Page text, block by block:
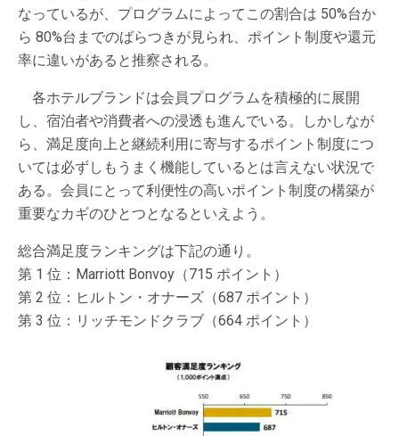
なっているが、プログラムによってこの割合は 50%台か
ら 80%台までのばらつきが見られ、ポイント制度や還元
率に違いがあると推察される。
各ホテルブランドは会員プログラムを積極的に展開
し、宿泊者や消費者への浸透も進んでいる。しかしなが
ら、満足度向上と継続利用に寄与するポイント制度につ
いては必ずしもうまく機能しているとは言えない状況で
ある。会員にとって利便性の高いポイント制度の構築が
重要なカギのひとつとなるといえよう。
総合満足度ランキングは下記の通り。
第 1 位：Marriott Bonvoy（715 ポイント）
第 2 位：ヒルトン・オナーズ（687 ポイント）
第 3 位：リッチモンドクラブ（664 ポイント）